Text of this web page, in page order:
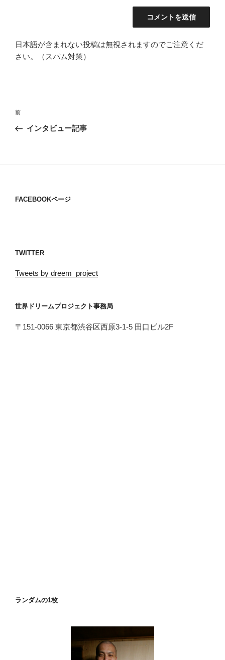
日本語が含まれない投稿は無視されますのでご注意くだ
さい。（スパム対策）
投
ナ
ョ
過
去
前
インタビュー記事
FACEBOOKページ
TWITTER
Tweets by dreem_project
世界ドリームプロジェクト事務局
〒151-0066 東京都渋谷区西原3-1-5 田口ビル2F
ランダムの1枚